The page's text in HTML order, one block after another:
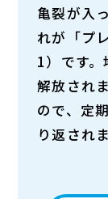
亀裂が入
れが「プ
1）です
解放され
ので、定
り返されま